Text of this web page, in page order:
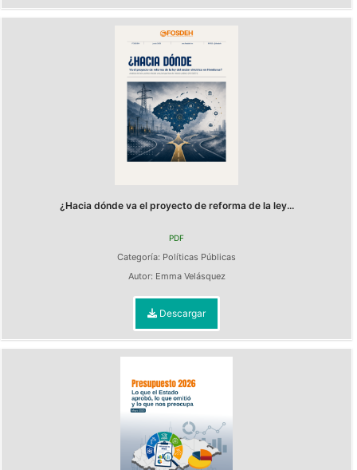
¿Hacia dónde va el proyecto de reforma de la ley...
PDF
Categoría: Políticas Públicas
Autor: Emma Velásquez
Descargar